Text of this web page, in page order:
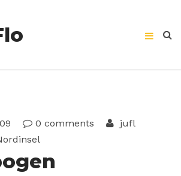
0 comments
jufl